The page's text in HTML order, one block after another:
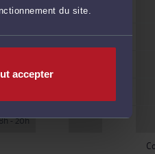
du site.
accepter
- 12h
- 14h
- 20h